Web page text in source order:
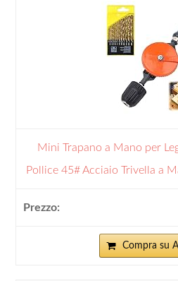
Mini Trapano a Mano per
Pollice 45# Acciaio Trivella a
Compra su